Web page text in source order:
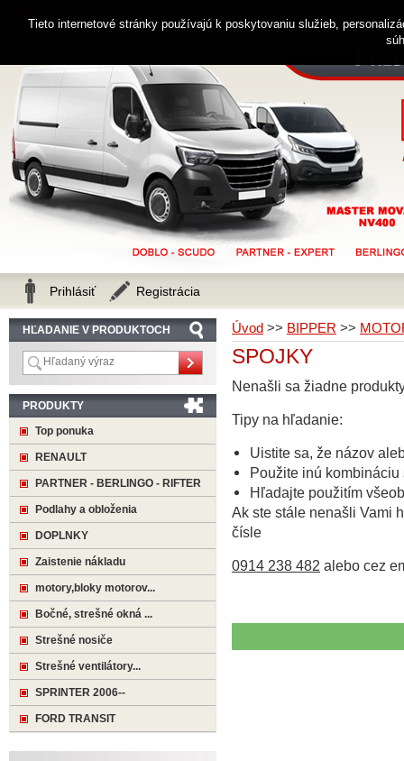
Úvod >> BIPPER >>
SPOJKY
Nenašli sa žiadne
Tipy na hľadanie:
Uistite sa, že názov
Použite inú
Hľadajte použitím
Ak ste stále nenašli Vami
čísle
0914 238 482 alebo cez
HĽADANIE V PRODUKTOCH
PRODUKTY
Top ponuka
RENAULT
PARTNER - BERLINGO - RIFTER
Podlahy a obloženia
DOPLNKY
Zaistenie nákladu
motory,bloky motorov...
Bočné, strešné okná ...
Strešné nosiče
Strešné ventilátory...
SPRINTER 2006--
FORD TRANSIT
Zákaznícka linka 0914 238 482
Prihlásiť Registrácia
Tieto internetové stránky používajú k poskytovaniu služieb,